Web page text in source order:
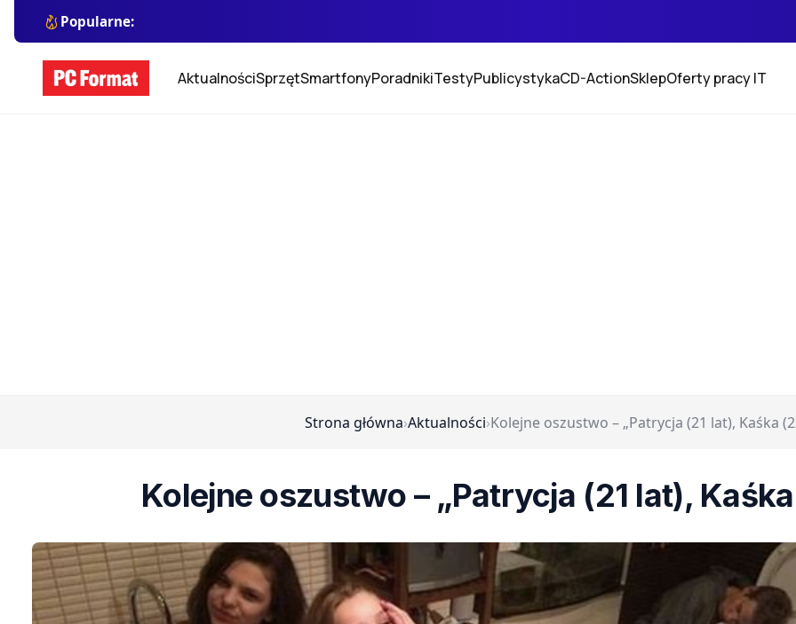
Popularne:
AktualnościSprzętSmartfonyPoradnikiTestyPublicystykaCD-ActionSklepOferty pracy IT
Strona główna›Aktualności›Kolejne oszustwo – „Patrycja (21 lat), Kaśka
Kolejne oszustwo – „Patrycja (21 lat),